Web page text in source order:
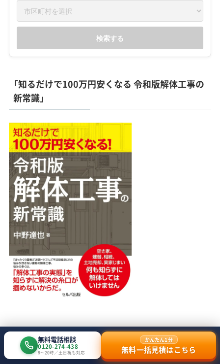
検索する
「知るだけで100万円安くなる 令和版解体工事の
新常識」
新着記事
解体費用 工場の解体費用はいくら？坪単価・
無料電話相談
0120-274-438
8〜20時／土日祝も対応
かんたん1分
無料一括見積はこちら